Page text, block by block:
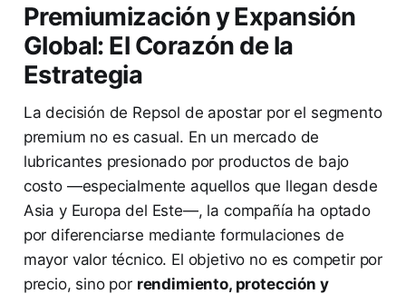
Premiumización y Expansión
Global: El Corazón de la
Estrategia
La decisión de Repsol de apostar por el segmento
premium no es casual. En un mercado de
lubricantes presionado por productos de bajo
costo —especialmente aquellos que llegan desde
Asia y Europa del Este—, la compañía ha optado
por diferenciarse mediante formulaciones de
mayor valor técnico. El objetivo no es competir por
precio, sino por rendimiento, protección y